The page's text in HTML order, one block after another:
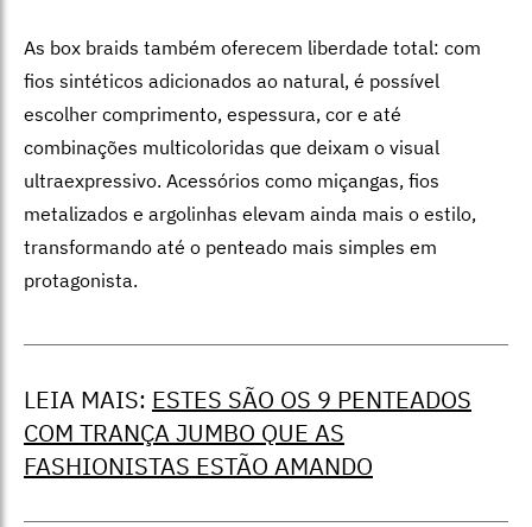
As box braids também oferecem liberdade total: com
fios sintéticos adicionados ao natural, é possível
escolher comprimento, espessura, cor e até
combinações multicoloridas que deixam o visual
ultraexpressivo. Acessórios como miçangas, fios
metalizados e argolinhas elevam ainda mais o estilo,
transformando até o penteado mais simples em
protagonista.
LEIA MAIS: ESTES SÃO OS 9 PENTEADOS
COM TRANÇA JUMBO QUE AS
FASHIONISTAS ESTÃO AMANDO